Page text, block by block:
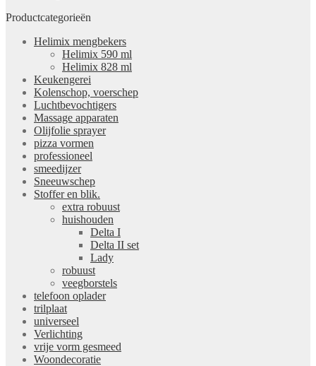
Productcategorieën
Helimix mengbekers
Helimix 590 ml
Helimix 828 ml
Keukengerei
Kolenschop, voerschep
Luchtbevochtigers
Massage apparaten
Olijfolie sprayer
pizza vormen
professioneel
smeedijzer
Sneeuwschep
Stoffer en blik.
extra robuust
huishouden
Delta I
Delta II set
Lady
robuust
veegborstels
telefoon oplader
trilplaat
universeel
Verlichting
vrije vorm gesmeed
Woondecoratie